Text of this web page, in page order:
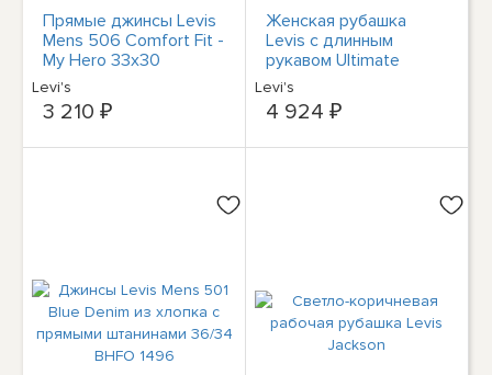
Прямые джинсы Levis
Mens 506 Comfort Fit -
My Hero 33x30
Levi's
3 210 ₽
Женская рубашка
Levis с длинным
рукавом Ultimate
Western на пуговицах -
Windsor Wine M
Levi's
4 924 ₽